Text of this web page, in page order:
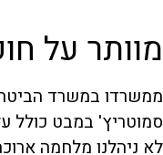
מוותר על
סמוטריץ' במבט כולל
לא ניהלנו מלחמה